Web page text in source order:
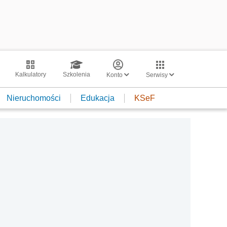
Kalkulatory Szkolenia Konto Serwisy
Nieruchomości Edukacja KSeF